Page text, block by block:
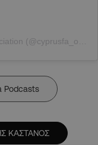
(@cyprusfa_official)
Podcasts
ΚΑΣΤΑΝΟΣ